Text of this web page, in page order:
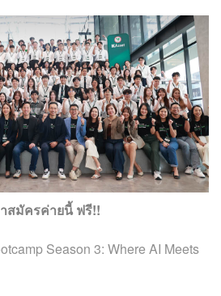
สมัครค่ายนี้ ฟรี!!
Season 3: Where AI Meets